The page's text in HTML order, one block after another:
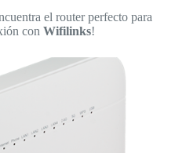
el router perfecto para
con Wifilinks!